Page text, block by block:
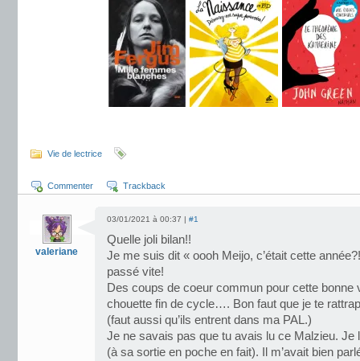
Vie de lectrice
Commenter Trackback
valeriane
03/01/2021 à 00:37 | #1
Quelle joli bilan!!
Je me suis dit « oooh Meijo, c’était cette
passé vite!
Des coups de coeur commun pour cette bonne
chouette fin de cycle…. Bon faut que je te
(faut aussi qu’ils entrent dans ma PAL.)
Je ne savais pas que tu avais lu ce Malzieu. Je
(à sa sortie en poche en fait). Il m’avait bien